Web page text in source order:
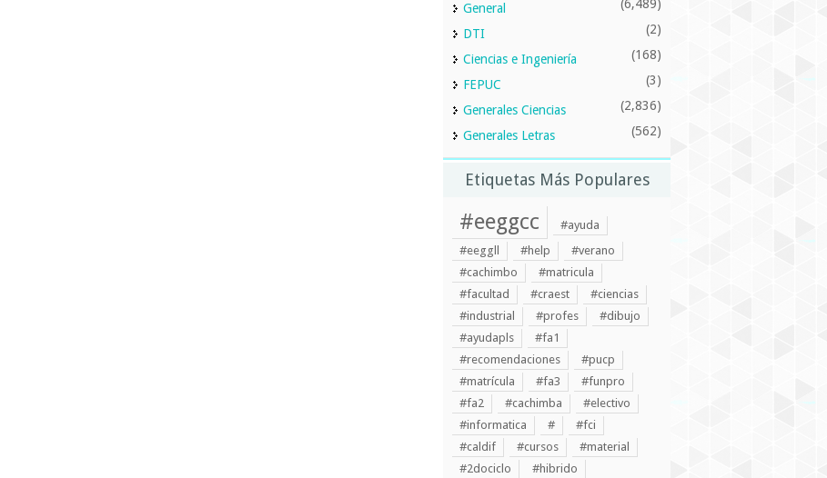
General
(6,489)
DTI (2)
Ciencias e Ingeniería (168)
FEPUC (3)
Generales Ciencias (2,836)
Generales Letras (562)
Etiquetas Más Populares
#eeggcc
#ayuda
#eeggll
#help
#verano
#cachimbo
#matricula
#facultad
#craest
#ciencias
#industrial
#profes
#dibujo
#ayudapls
#fa1
#recomendaciones
#pucp
#matrícula
#fa3
#funpro
#fa2
#cachimba
#electivo
#informatica
#
#fci
#caldif
#cursos
#material
#2dociclo
#hibrido